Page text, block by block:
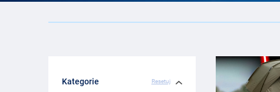
Kategorie Resetuj